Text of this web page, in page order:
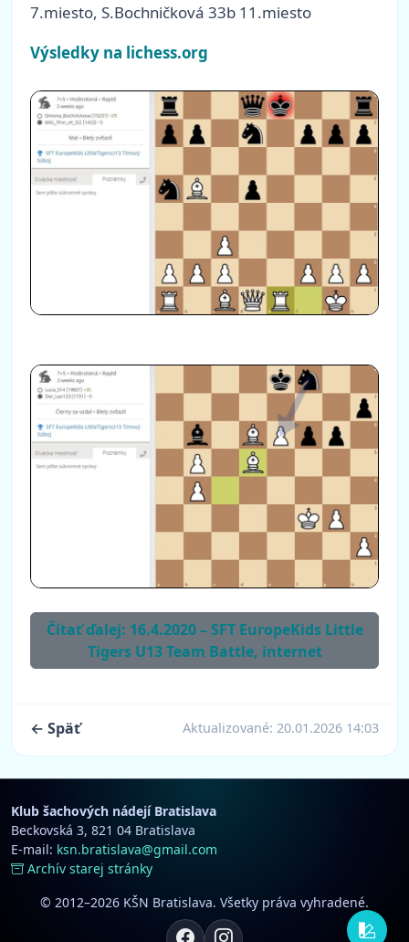
7.miesto, S.Bochničková 33b 11.miesto
Výsledky na lichess.org
Čítať ďalej: 16.4.2020 – SFT EuropeKids Little
Tigers U13 Team Battle, internet
← Späť Aktualizované: 20.01.2026 14:03
Klub šachových nádejí Bratislava
Beckovská 3, 821 04 Bratislava
E-mail: ksn.bratislava@gmail.com
Archív starej stránky
© 2012–2026 KŠN Bratislava. Všetky práva vyhradené.